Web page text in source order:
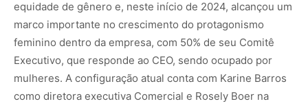
equidade de gênero e, neste início de 2024, alcançou um
marco importante no crescimento do protagonismo
feminino dentro da empresa, com 50% de seu Comitê
Executivo, que responde ao CEO, sendo ocupado por
mulheres. A configuração atual conta com Karine Barros
como diretora executiva Comercial e Rosely Boer na